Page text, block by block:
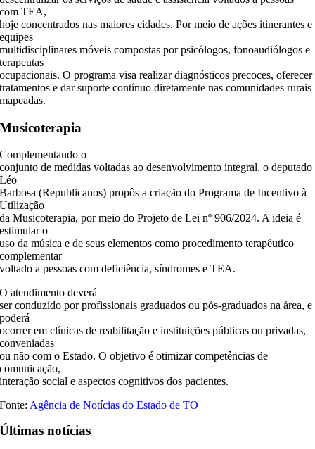
com TEA,
hoje concentrados nas maiores cidades. Por meio de ações itinerantes e
equipes
multidisciplinares móveis compostas por psicólogos, fonoaudiólogos e
terapeutas
ocupacionais. O programa visa realizar diagnósticos precoces, oferecer
tratamentos e dar suporte contínuo diretamente nas comunidades rurais
mapeadas.
Musicoterapia
Complementando o
conjunto de medidas voltadas ao desenvolvimento integral, o deputado
Léo
Barbosa (Republicanos) propôs a criação do Programa de Incentivo à
Utilização
da Musicoterapia, por meio do Projeto de Lei nº 906/2024. A ideia é
estimular o
uso da música e de seus elementos como procedimento terapêutico
complementar
voltado a pessoas com deficiência, síndromes e TEA.
O atendimento deverá
ser conduzido por profissionais graduados ou pós-graduados na área, e
poderá
ocorrer em clínicas de reabilitação e instituições públicas ou privadas,
conveniadas
ou não com o Estado. O objetivo é otimizar competências de
comunicação,
interação social e aspectos cognitivos dos pacientes.
Fonte:Agência de Notícias do Estado de TO
Últimas notícias